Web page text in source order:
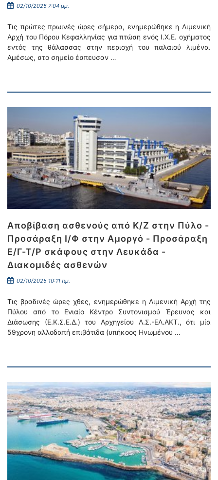
02/10/2025 7:04 μμ.
Τις πρώτες πρωινές ώρες σήμερα, ενημερώθηκε η Λιμενική
Αρχή του Πόρου Κεφαλληνίας για πτώση ενός Ι.Χ.Ε. οχήματος
εντός της θάλασσας στην περιοχή του παλαιού λιμένα.
Αμέσως, στο σημείο έσπευσαν …
Αποβίβαση ασθενούς από Κ/Ζ στην Πύλο -
Προσάραξη Ι/Φ στην Αμοργό - Προσάραξη
Ε/Γ-Τ/Ρ σκάφους στην Λευκάδα -
Διακομιδές ασθενών
02/10/2025 10:11 πμ.
Τις βραδινές ώρες χθες, ενημερώθηκε η Λιμενική Αρχή της
Πύλου από το Ενιαίο Κέντρο Συντονισμού Έρευνας και
Διάσωσης (Ε.Κ.Σ.Ε.Δ.) του Αρχηγείου Λ.Σ.-ΕΛ.ΑΚΤ., ότι μία
59χρονη αλλοδαπή επιβάτιδα (υπήκοος Ηνωμένου …